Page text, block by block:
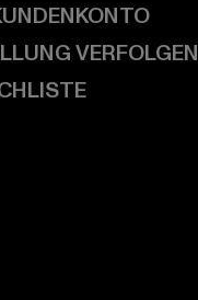
VERFOLGEN